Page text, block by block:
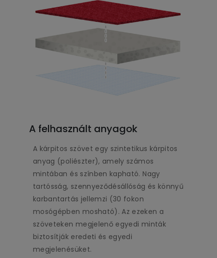
A felhasznált anyagok
A kárpitos szövet egy szintetikus kárpitos
anyag (poliészter), amely számos
mintában és színben kapható. Nagy
tartósság, szennyeződésállóság és könnyű
karbantartás jellemzi (30 fokon
mosógépben mosható). Az ezeken a
szöveteken megjelenő egyedi minták
biztosítják eredeti és egyedi
megjelenésüket.